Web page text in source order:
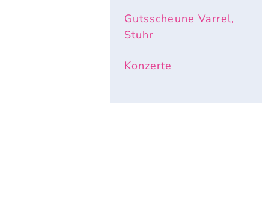
Gutsscheune Varrel,
Stuhr
Konzerte